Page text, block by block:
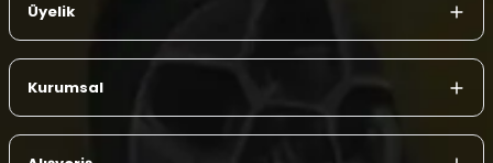
Üyelik
Kurumsal